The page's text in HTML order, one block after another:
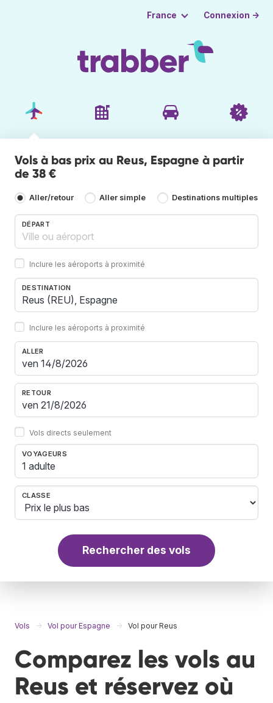
France Connexion →
Vols à bas prix au Reus, Espagne à partir
de 38 €
Aller/retour Aller simple Destinations multiples
DÉPART
Inclure les aéroports à proximité
DESTINATION
Inclure les aéroports à proximité
ALLER
RETOUR
Vols directs seulement
VOYAGEURS
1 adulte
CLASSE
Rechercher des vols
Vols Vol pour Espagne Vol pour Reus
Comparez les vols au
Reus et réservez où